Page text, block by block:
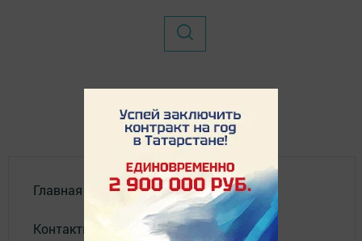
Главная
Контакты